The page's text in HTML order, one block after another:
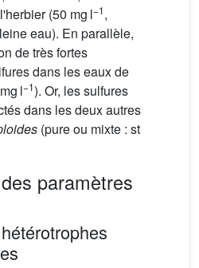
(50 mg l−1,
eau). En parallèle,
de très fortes
dans les eaux de
l−1). Or, les sulfures
dans les deux autres
(pure ou mixte : st
paramètres